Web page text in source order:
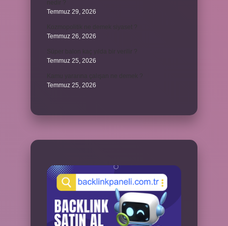
Temmuz 29, 2026
Temmuz 26, 2026
Temmuz 25, 2026
Temmuz 25, 2026